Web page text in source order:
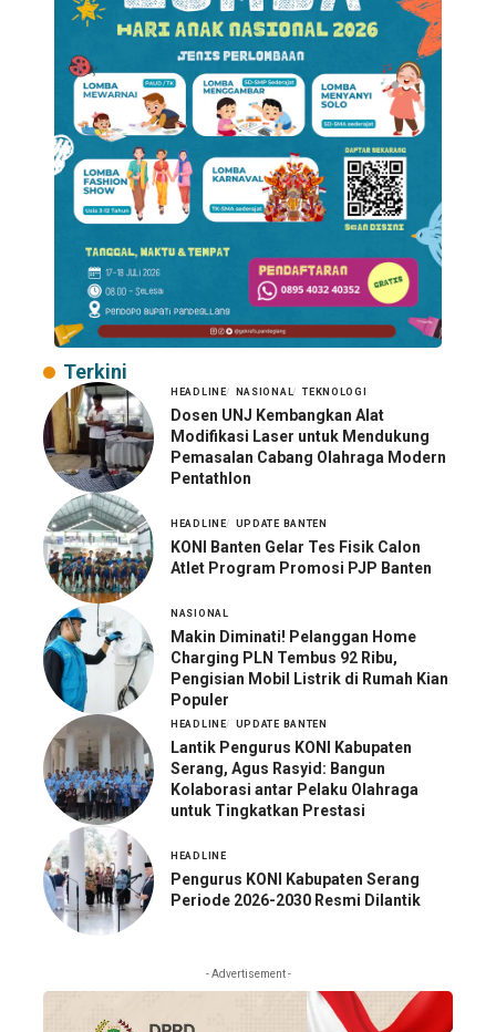
Terkini
HEADLINE NASIONAL TEKNOLOGI
Dosen UNJ Kembangkan Alat
Modifikasi Laser untuk Mendukung
Pemasalan Cabang Olahraga Modern
Pentathlon
HEADLINE UPDATE BANTEN
KONI Banten Gelar Tes Fisik Calon
Atlet Program Promosi PJP Banten
NASIONAL
Makin Diminati! Pelanggan Home
Charging PLN Tembus 92 Ribu,
Pengisian Mobil Listrik di Rumah Kian
Populer
HEADLINE UPDATE BANTEN
Lantik Pengurus KONI Kabupaten
Serang, Agus Rasyid: Bangun
Kolaborasi antar Pelaku Olahraga
untuk Tingkatkan Prestasi
HEADLINE
Pengurus KONI Kabupaten Serang
Periode 2026-2030 Resmi Dilantik
- Advertisement -